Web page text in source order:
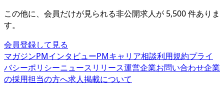
この他に、会員だけが見られる非公開求人が 5,500件ありま
す。
会員登録して見る
マガジンPMインタビューPMキャリア相談利用規約プライ
バシーポリシーニュースリリース運営企業お問い合わせ企業
の採用担当の方へ求人掲載について